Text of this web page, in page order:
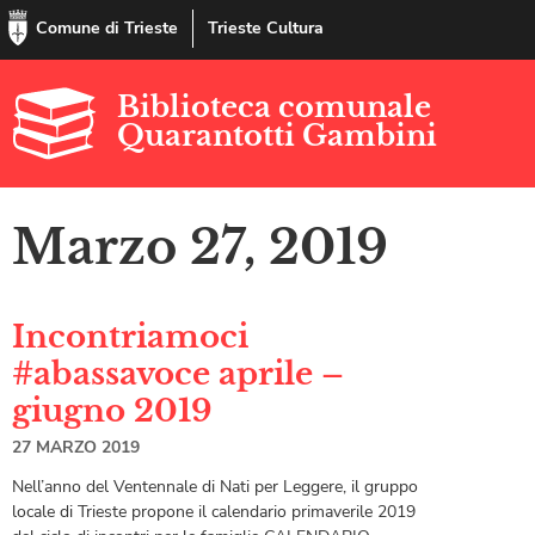
Comune di Trieste Trieste Cultura
Biblioteca comunale
Quarantotti Gambini
Marzo 27, 2019
Incontriamoci
#abassavoce aprile –
giugno 2019
27 MARZO 2019
Nell’anno del Ventennale di Nati per Leggere, il gruppo
locale di Trieste propone il calendario primaverile 2019